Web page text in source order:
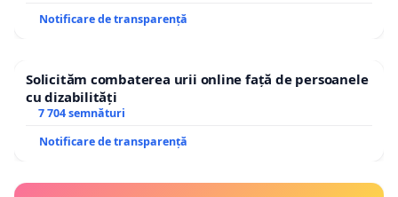
Notificare de transparență
Solicităm combaterea urii online față de persoanele
cu dizabilități
7 704 semnături
Notificare de transparență